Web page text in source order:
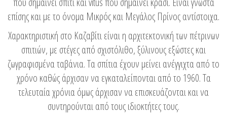
επίσης και με το όνομα Μικρός και Μεγάλος Πρίνος αντίστοιχα.
Χαρακτηριστική στο Καζαβίτι είναι η αρχιτεκτονική των πέτρινων
σπιτιών, με στέγες από σχιστόλιθο, ξύλινους εξώστες και
ζωγραφισμένα ταβάνια. Τα σπίτια έχουν μείνει ανέγγιχτα από το
χρόνο καθώς άρχισαν να εγκαταλείπονται από το 1960. Τα
τελευταία χρόνια όμως άρχισαν να επισκευάζονται και να
συντηρούνται από τους ιδιοκτήτες τους.